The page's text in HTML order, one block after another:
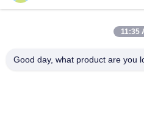
Het enzymatische Aminozuur
Hydrolyseaminozuur 80% voor
11:35
Good day, what product are you